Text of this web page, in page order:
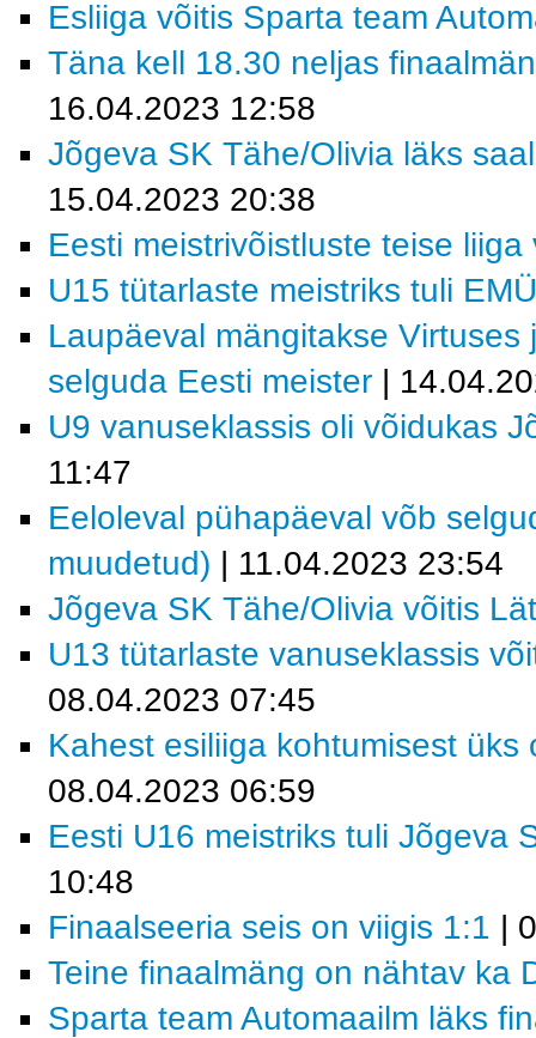
Esliiga võitis Sparta team
Täna kell 18.30 neljas
16.04.2023 12:58
Jõgeva SK Tähe/Olivia läks
15.04.2023 20:38
Eesti meistrivõistluste teise
U15 tütarlaste meistriks tuli
Laupäeval mängitakse
selguda Eesti meister |
U9 vanuseklassis oli võidukas
11:47
Eeloleval pühapäeval võb
muudetud) | 11.04.2023 23:54
Jõgeva SK Tähe/Olivia võitis
U13 tütarlaste vanuseklassis
08.04.2023 07:45
Kahest esiliiga kohtumisest
08.04.2023 06:59
Eesti U16 meistriks tuli Jõgeva
10:48
Finaalseeria seis on viigis 1:1 |
Teine finaalmäng on nähtav ka
Sparta team Automaailm läks